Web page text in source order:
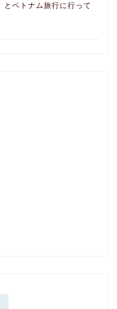
ベトナム旅行に行って